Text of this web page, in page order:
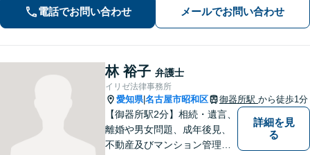
イスを行います！【初回相談無料】
電話でお問い合わせ メールでお問い合わせ
林 裕子 弁護士
イリゼ法律事務所
愛知県|名古屋市昭和区 御器所駅 から徒歩1分
【御器所駅2分】相続・遺言、
離婚や男女問題、成年後見、
不動産及びマンション管理な
詳細を見
る